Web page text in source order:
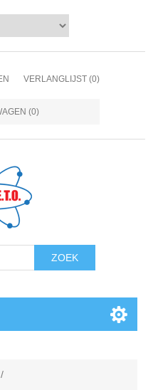
VERLANGLIJST (0)
(0)
ZOEK
/